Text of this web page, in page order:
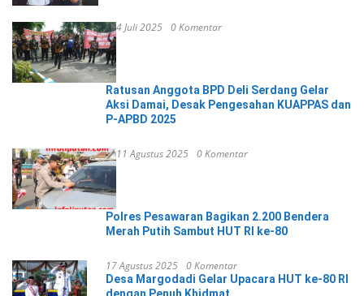
4 Juli 2025 0 Komentar
Ratusan Anggota BPD Deli Serdang Gelar
Aksi Damai, Desak Pengesahan KUAPPAS dan
P-APBD 2025
11 Agustus 2025 0 Komentar
Polres Pesawaran Bagikan 2.200 Bendera
Merah Putih Sambut HUT RI ke-80
17 Agustus 2025 0 Komentar
Desa Margodadi Gelar Upacara HUT ke-80 RI
dengan Penuh Khidmat